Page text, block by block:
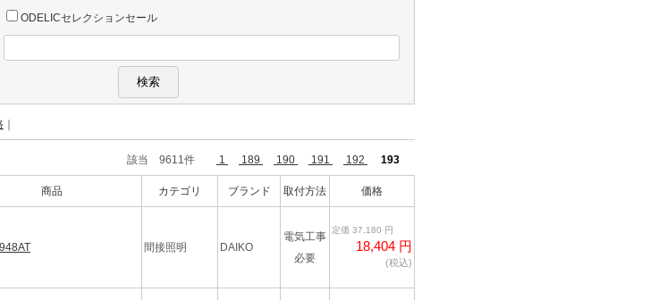
ODELICセレクションセール
｜
該当 9611件 1 189 190 191 192 193
商品 カテゴリ ブランド 取付方法 価格
間接照明 DAIKO
電気工事
必要
定価 37,180 円
18,404 円
(税込)